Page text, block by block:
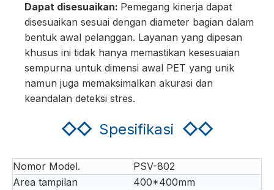
Dapat disesuaikan: Pemegang kinerja dapat
disesuaikan sesuai dengan diameter bagian dalam
bentuk awal pelanggan. Layanan yang dipesan
khusus ini tidak hanya memastikan kesesuaian
sempurna untuk dimensi awal PET yang unik
namun juga memaksimalkan akurasi dan
keandalan deteksi stres.
◇◇ Spesifikasi ◇◇
Nomor Model.
PSV-802
Area tampilan
400*400mm